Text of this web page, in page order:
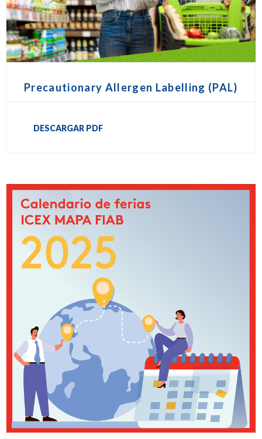
Precautionary Allergen Labelling (PAL)
DESCARGAR PDF